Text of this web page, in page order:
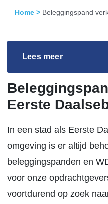
Home > Beleggingspand
Lees meer
Eerste
In een stad als Eerste
omgeving is er altijd
beleggingspanden en
voor onze
voortdurend op zoek